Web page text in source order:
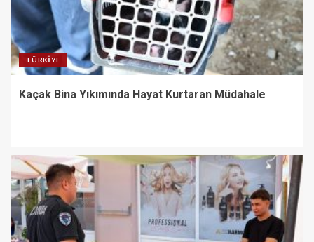
TÜRKIYE
Kaçak Bina Yıkımında Hayat Kurtaran Müdahale